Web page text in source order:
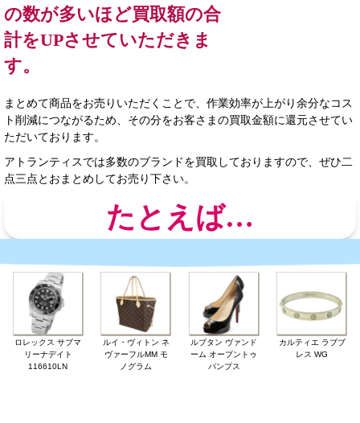
の数が多いほど買取額の合
計をUPさせていただきま
す。
まとめて商品をお売りいただくことで、作業効率が上がり余分なコス
ト削減につながるため、その分をお客さまの買取金額に還元させてい
ただいております。
アトランティスでは多数のブランドを買取しておりますので、ぜひ二
点三点とおまとめしてお売り下さい。
たとえば…
ロレックス サブマ
リーナデイト
116610LN
ルイ・ヴィトン ネ
ヴァーフルMM モ
ノグラム
ルブタン ヴァンド
ーム オープントゥ
パンプス
カルティエ ラブブ
レス WG